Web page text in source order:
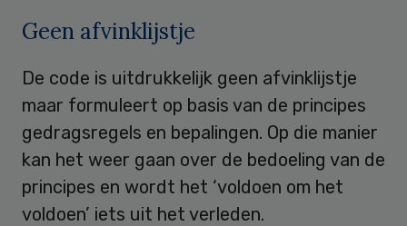
Geen afvinklijstje
De code is uitdrukkelijk geen afvinklijstje
maar formuleert op basis van de principes
gedragsregels en bepalingen. Op die manier
kan het weer gaan over de bedoeling van de
principes en wordt het ‘voldoen om het
voldoen’ iets uit het verleden.